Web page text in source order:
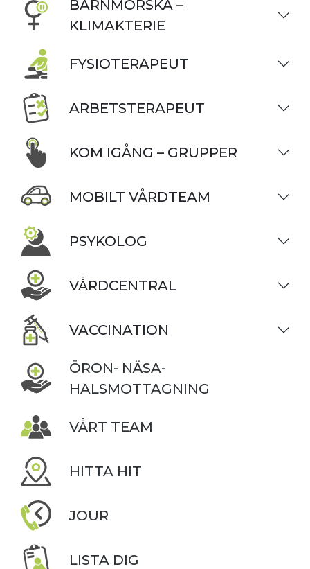
BARNMORSKA –
KLIMAKTERIE
FYSIOTERAPEUT
ARBETSTERAPEUT
KOM IGÅNG – GRUPPER
MOBILT VÅRDTEAM
PSYKOLOG
VÅRDCENTRAL
VACCINATION
ÖRON- NÄSA-
HALSMOTTAGNING
VÅRT TEAM
HITTA HIT
JOUR
LISTA DIG